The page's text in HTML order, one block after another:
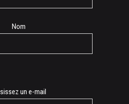
Nom
un e-mail